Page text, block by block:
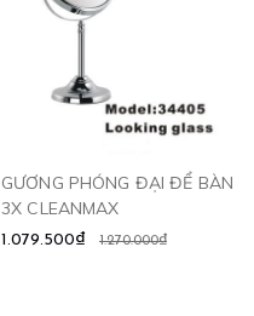
GƯƠNG PHÓNG ĐẠI ĐỂ BÀN
3X CLEANMAX
1.079.500₫ 1.270.000₫